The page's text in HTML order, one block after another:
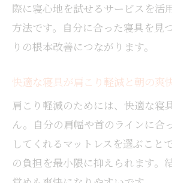
際に寝心地を試せるサービスを活
方法です。自分に合った寝具を見
りの根本改善につながります。
快適な寝具が肩こり軽減と朝の爽
肩こり軽減のためには、快適な寝
ん。自分の肩幅や首のラインに合
してくれるマットレスを選ぶこと
の負担を最小限に抑えられます。